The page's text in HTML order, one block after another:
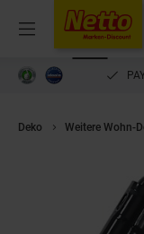
Menü
Deko Weitere Wohn-